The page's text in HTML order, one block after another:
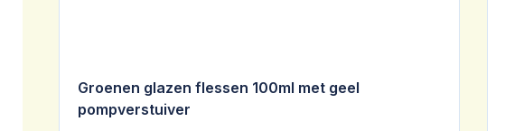
Groenen glazen flessen 100ml met geel
pompverstuiver